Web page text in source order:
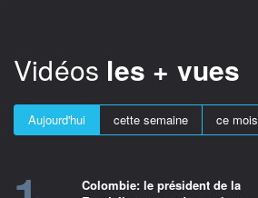
Vidéos les + vues
Aujourd'hui cette semaine ce mois
Colombie: le président de la